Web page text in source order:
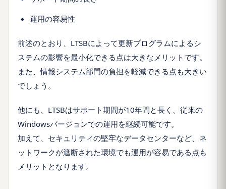
運用の容易性
前述のとおり、LTSBによって更新プログラムによるシ
ステムの影響を最小化できる点は大きなメリットです。
また、情報システム部門の負担を軽減できる点も大きい
でしょう。
他にも、LTSBはサポート期間が10年間と長く、従来の
Windowsバージョンでの運用を継続可能です。
加えて、セキュリティの堅牢なデータセンターなど、ネ
ットワークが遮断された環境でも運用が容易である点も
メリットとなります。